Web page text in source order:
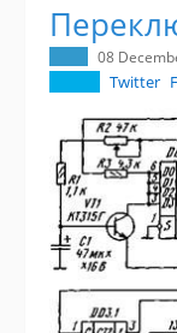
08
Twitter